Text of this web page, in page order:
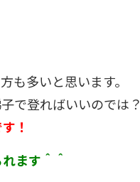
も多いと思います。
で登ればいいのでは？
！
ます＾＾